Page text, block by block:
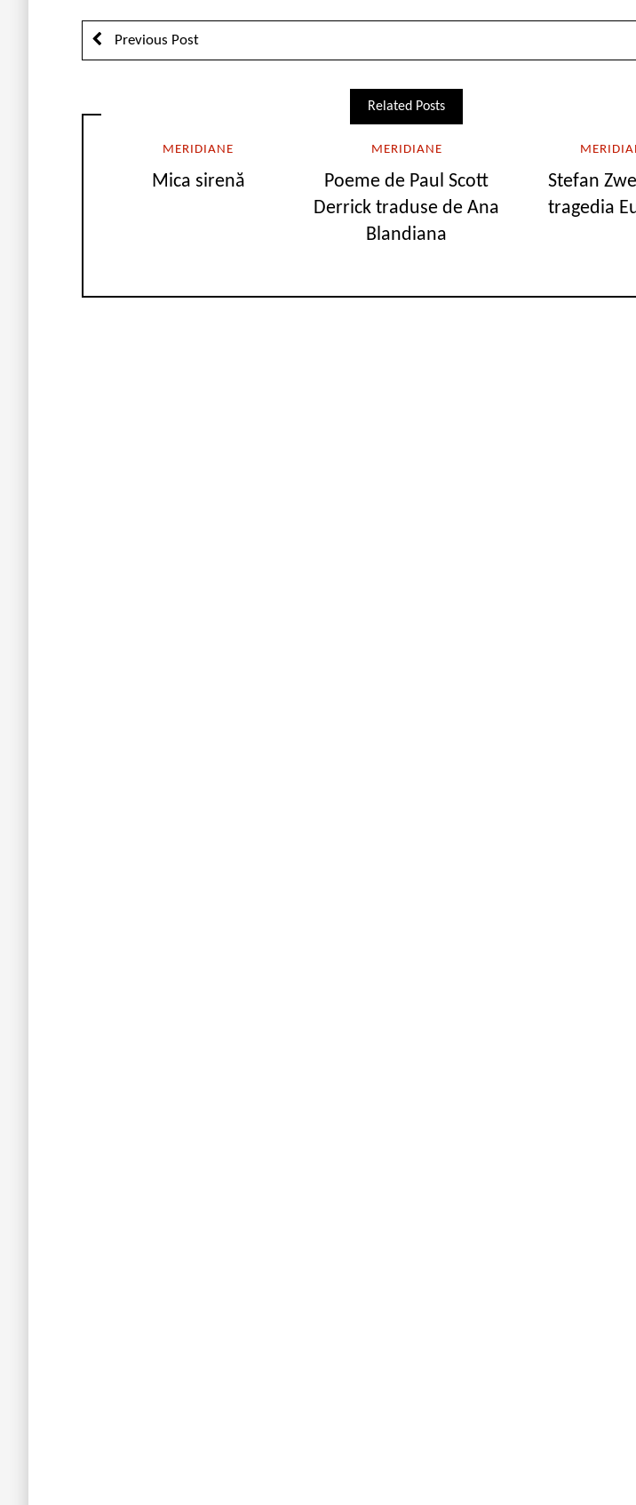
Previous Post
Related Posts
MERIDIANE
Mica sirenă
MERIDIANE
Poeme de Paul Scott
Derrick traduse de Ana
Blandiana
Stefan
tragedia